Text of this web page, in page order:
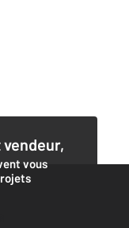
vous